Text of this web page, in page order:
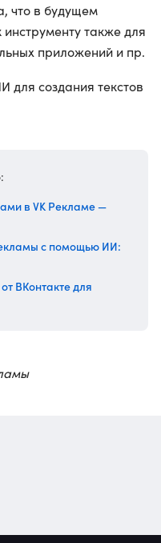
что в будущем
также для
приложений и пр.
для создания текстов
в VK Рекламе —
с помощью ИИ:
ВКонтакте для